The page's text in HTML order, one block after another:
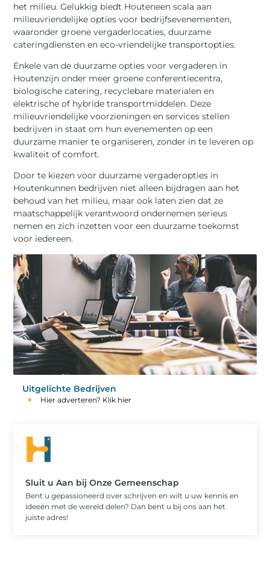
het milieu. Gelukkig biedt Houteneen scala aan
milieuvriendelijke opties voor bedrijfsevenementen,
waaronder groene vergaderlocaties, duurzame
cateringdiensten en eco-vriendelijke transportopties.
Enkele van de duurzame opties voor vergaderen in
Houtenzijn onder meer groene conferentiecentra,
biologische catering, recyclebare materialen en
elektrische of hybride transportmiddelen. Deze
milieuvriendelijke voorzieningen en services stellen
bedrijven in staat om hun evenementen op een
duurzame manier te organiseren, zonder in te leveren op
kwaliteit of comfort.
Door te kiezen voor duurzame vergaderopties in
Houtenkunnen bedrijven niet alleen bijdragen aan het
behoud van het milieu, maar ook laten zien dat ze
maatschappelijk verantwoord ondernemen serieus
nemen en zich inzetten voor een duurzame toekomst
voor iedereen.
Uitgelichte Bedrijven
Hier adverteren? Klik hier
Sluit u Aan bij Onze Gemeenschap
Bent u gepassioneerd over schrijven en wilt u uw kennis en
ideeën met de wereld delen? Dan bent u bij ons aan het
juiste adres!